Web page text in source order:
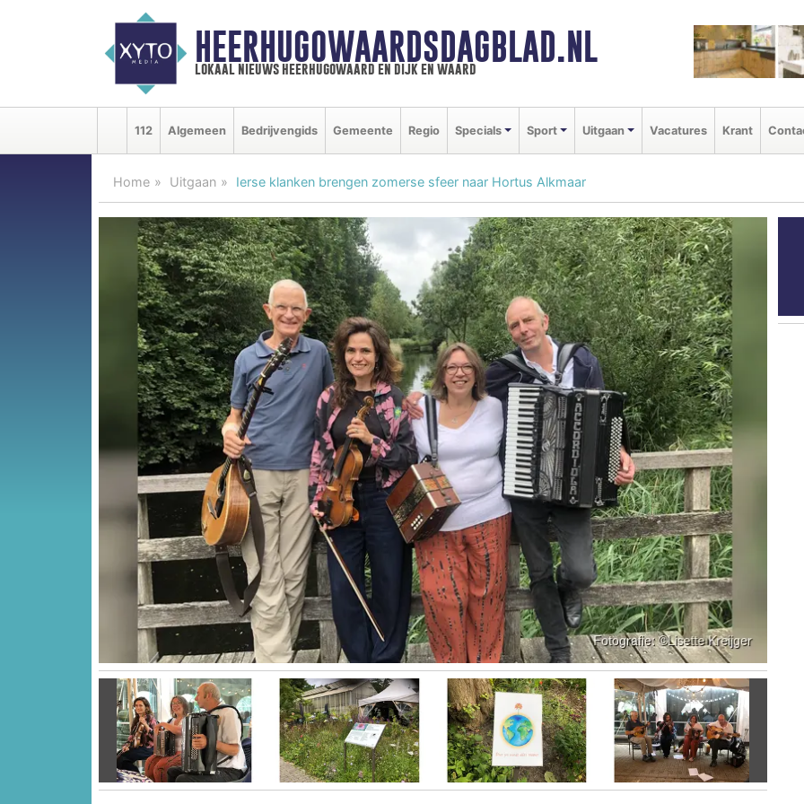
HEERHUGOWAARDSDAGBLAD.NL
lokaal nieuws heerhugowaard en dijk en waard
112 Algemeen Bedrijvengids Gemeente Regio Specials Sport Uitgaan Vacatures Krant
Home Uitgaan Ierse klanken brengen zomerse sfeer naar Hortus Alkmaar
Vorige